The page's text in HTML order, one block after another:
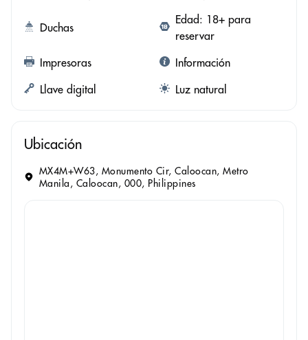
Duchas
Edad: 18+ para
reservar
Impresoras
Información
Llave digital
Luz natural
Ubicación
MX4M+W63, Monumento Cir, Caloocan, Metro
Manila, Caloocan, 000, Philippines